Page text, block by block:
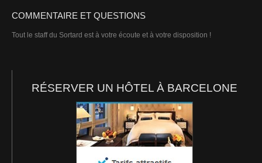
COMMENTAIRE ET QUESTIONS
Tout le staff du Sortard est à votre écoute et à votre disposition !
RÉSERVER UN HÔTEL À BARCELONE